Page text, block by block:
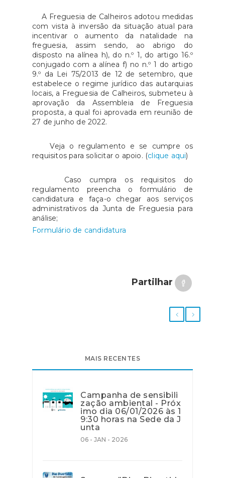
A Freguesia de Calheiros adotou medidas
com vista à inversão da situação atual para
incentivar o aumento da natalidade na
freguesia, assim sendo, ao abrigo do
disposto na alínea h), do n.º 1, do artigo 16.º
conjugado com a alínea f) no n.º 1 do artigo
9.º da Lei 75/2013 de 12 de setembro, que
estabelece o regime jurídico das autarquias
locais, a Freguesia de Calheiros, submeteu à
aprovação da Assembleia de Freguesia
proposta, a qual foi aprovada em reunião de
27 de junho de 2022.
Veja o regulamento e se cumpre os
requisitos para solicitar o apoio. (clique aqui)
Caso cumpra os requisitos do
regulamento preencha o formulário de
candidatura e faça-o chegar aos serviços
administrativos da Junta de Freguesia para
análise;
Formulário de candidatura
Partilhar
MAIS RECENTES
Campanha de sensibili
zação ambiental - Próx
imo dia 06/01/2026 às 1
9:30 horas na Sede da J
unta
06 - JAN - 2026